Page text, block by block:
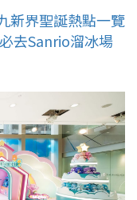
新界聖誕熱點一覽
去Sanrio溜冰場